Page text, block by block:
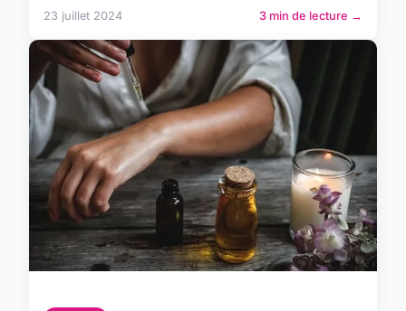
23 juillet 2024 3 min de lecture →